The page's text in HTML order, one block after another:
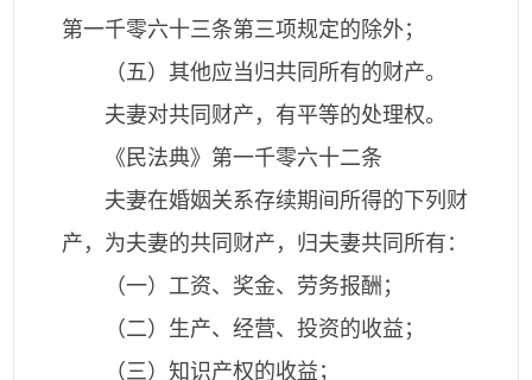
第一千零六十三条第三项规定的除外；
（五）其他应当归共同所有的财产。
夫妻对共同财产，有平等的处理权。
《民法典》第一千零六十二条
夫妻在婚姻关系存续期间所得的下列财
产，为夫妻的共同财产，归夫妻共同所有：
（一）工资、奖金、劳务报酬；
（二）生产、经营、投资的收益；
（三）知识产权的收益；